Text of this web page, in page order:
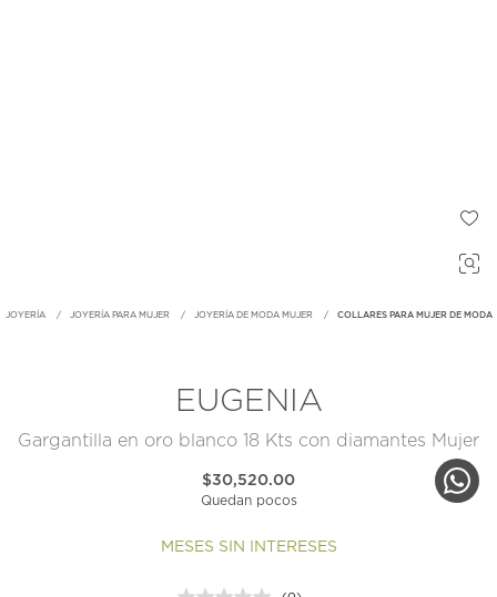
JOYERÍA JOYERÍA PARA MUJER JOYERÍA DE MODA MUJER COLLARES PARA MUJER DE MODA
EUGENIA
Gargantilla en oro blanco 18 Kts con diamantes Mujer
$30,520.00
Quedan pocos
MESES SIN INTERESES